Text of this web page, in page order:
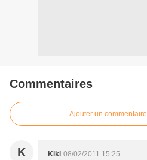
Commentaires
Ajouter un commentaire
K Kiki 08/02/2011 15:25